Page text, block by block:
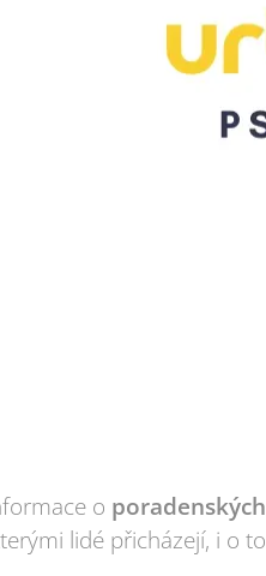
o
lidé přicházejí, i o